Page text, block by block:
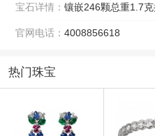
宝石详情： 镶嵌246颗总重1.7
官网电话： 4008856618
热门珠宝